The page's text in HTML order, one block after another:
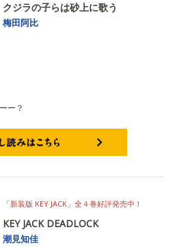
クジラの子らは砂上に歌う
梅田阿比
ー？
「新装版 KEY JACK」全４巻好評発売中！
KEY JACK DEADLOCK
潮見知佳